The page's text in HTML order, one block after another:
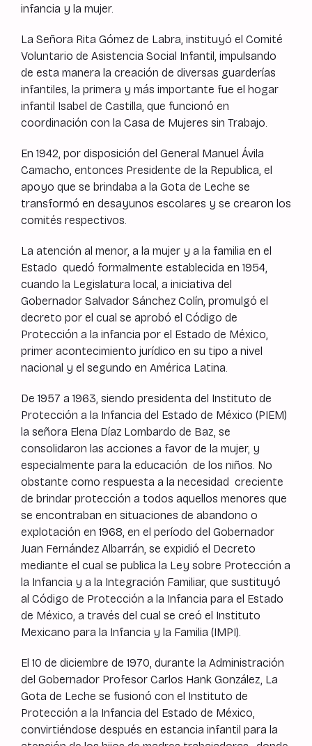
infancia y la mujer.
La Señora Rita Gómez de Labra, instituyó el Comité
Voluntario de Asistencia Social Infantil, impulsando
de esta manera la creación de diversas guarderías
infantiles, la primera y más importante fue el hogar
infantil Isabel de Castilla, que funcionó en
coordinación con la Casa de Mujeres sin Trabajo.
En 1942, por disposición del General Manuel Ávila
Camacho, entonces Presidente de la Republica, el
apoyo que se brindaba a la Gota de Leche se
transformó en desayunos escolares y se crearon los
comités respectivos.
La atención al menor, a la mujer y a la familia en el
Estado quedó formalmente establecida en 1954,
cuando la Legislatura local, a iniciativa del
Gobernador Salvador Sánchez Colín, promulgó el
decreto por el cual se aprobó el Código de
Protección a la infancia por el Estado de México,
primer acontecimiento jurídico en su tipo a nivel
nacional y el segundo en América Latina.
De 1957 a 1963, siendo presidenta del Instituto de
Protección a la Infancia del Estado de México (PIEM)
la señora Elena Díaz Lombardo de Baz, se
consolidaron las acciones a favor de la mujer, y
especialmente para la educación de los niños. No
obstante como respuesta a la necesidad creciente
de brindar protección a todos aquellos menores que
se encontraban en situaciones de abandono o
explotación en 1968, en el período del Gobernador
Juan Fernández Albarrán, se expidió el Decreto
mediante el cual se publica la Ley sobre Protección a
la Infancia y a la Integración Familiar, que sustituyó
al Código de Protección a la Infancia para el Estado
de México, a través del cual se creó el Instituto
Mexicano para la Infancia y la Familia (IMPI).
El 10 de diciembre de 1970, durante la Administración
del Gobernador Profesor Carlos Hank González, La
Gota de Leche se fusionó con el Instituto de
Protección a la Infancia del Estado de México,
convirtiéndose después en estancia infantil para la